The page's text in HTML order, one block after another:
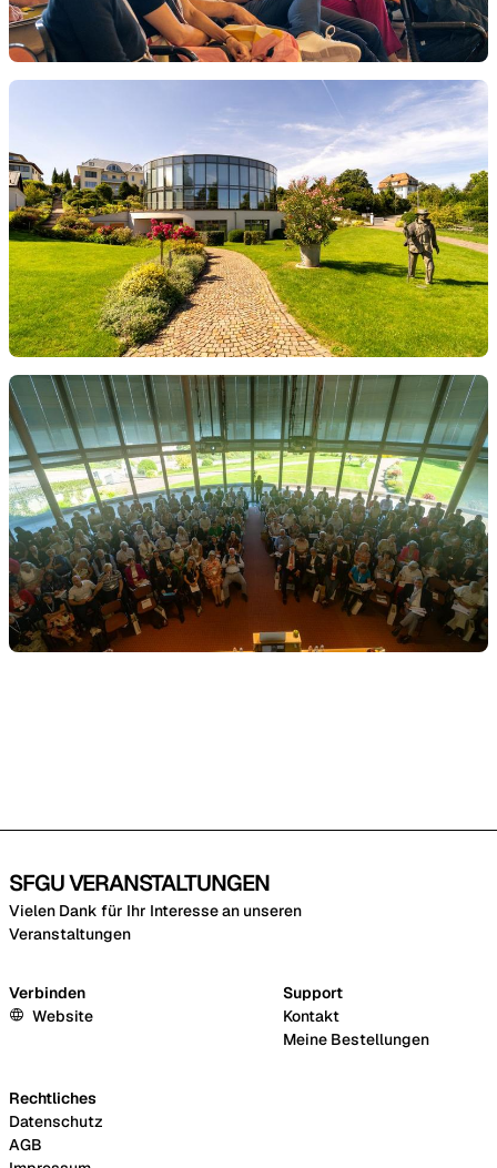
SFGU VERANSTALTUNGEN
Vielen Dank für Ihr Interesse an unseren
Veranstaltungen
Verbinden
Website
Support
Kontakt
Meine Bestellungen
Rechtliches
Datenschutz
AGB